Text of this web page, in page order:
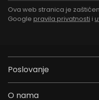
Ova web stranica je
Google pravila privatnosti i
Poslovanje
O nama